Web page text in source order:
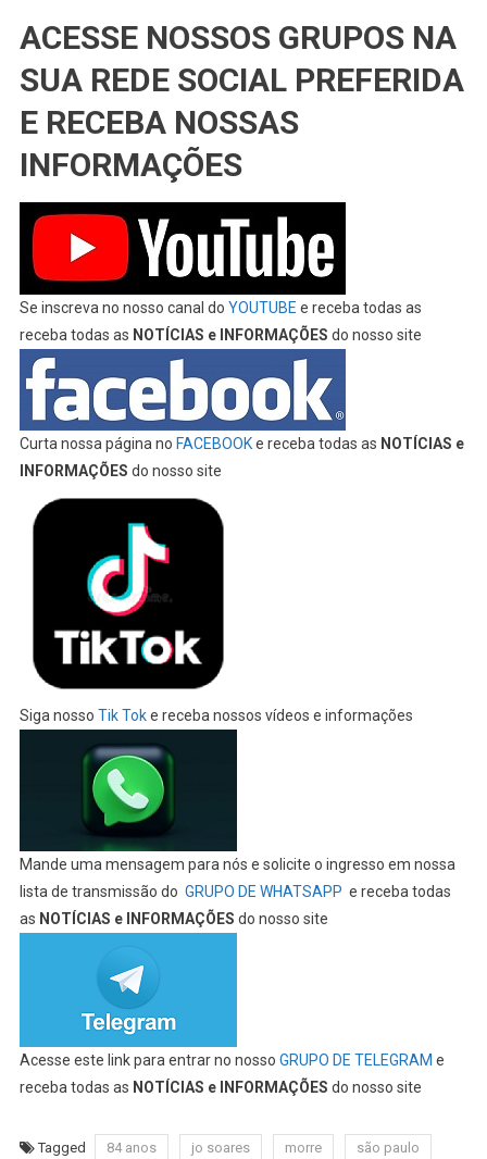
ACESSE NOSSOS GRUPOS NA
SUA REDE SOCIAL PREFERIDA
E RECEBA NOSSAS
INFORMAÇÕES
Se inscreva no nosso canal do YOUTUBE e receba todas as
receba todas as NOTÍCIAS e INFORMAÇÕES do nosso site
Curta nossa página no FACEBOOKe receba todas as NOTÍCIAS e
INFORMAÇÕES do nosso site
Siga nosso Tik Toke receba nossos vídeos e informações
Mande uma mensagem para nós e solicite o ingresso em nossa
lista de transmissão do GRUPO DE WHATSAPP e receba todas
as NOTÍCIAS e INFORMAÇÕES do nosso site
Acesse este link para entrar no nosso GRUPO DE TELEGRAM e
receba todas as NOTÍCIAS e INFORMAÇÕES do nosso site
Tagged 84 anos jo soares morre são paulo